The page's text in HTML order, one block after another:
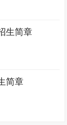
生简章
简章